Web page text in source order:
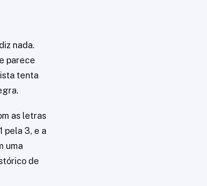
nada.
parece
tenta
as letras
pela 3, e a
uma
de